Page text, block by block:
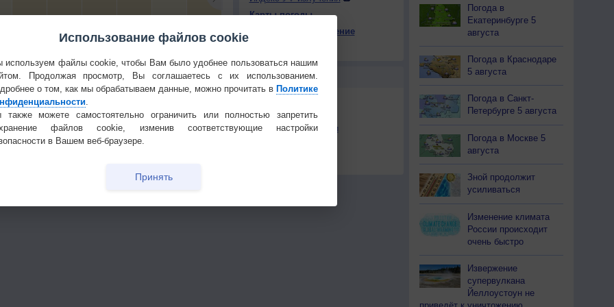
+14 +9 +9 +3 +4 +2 +3
декада Мобильная версия
Карты погоды
Атмосферное давление
КОНТАКТЫ
Политика
конфиденциальности
Погода в
Екатеринбурге 5
августа
Погода в Краснодаре
5 августа
Погода в Санкт-
Петербурге 5 августа
Погода в Москве 5
августа
Зной продолжит
усиливаться
Изменение климата
России происходит
очень быстро
Извержение
супервулкана
Йеллоустоун не
Использование файлов cookie
используем файлы cookie, чтобы Вам было удобнее пользоваться нашим
Продолжая просмотр, Вы соглашаетесь с их использованием.
о том, как мы обрабатываем данные, можно прочитать в Политике
также можете самостоятельно ограничить или полностью запретить
файлов cookie, изменив соответствующие настройки
в Вашем веб-браузере.
Принять